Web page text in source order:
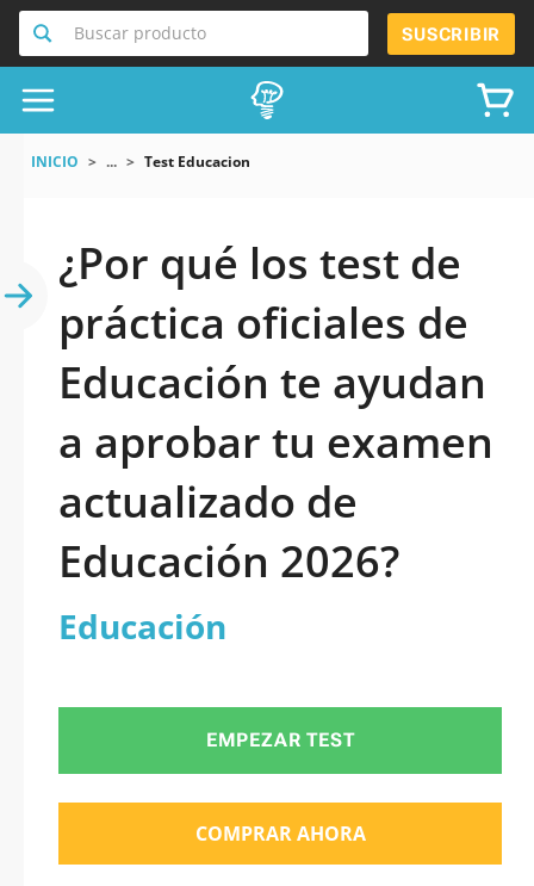
Buscar producto SUSCRIBIR
INICIO ... Test Educacion
¿Por qué los test de
práctica oficiales de
Educación te ayudan
a aprobar tu examen
actualizado de
Educación 2026?
Educación
EMPEZAR TEST
COMPRAR AHORA